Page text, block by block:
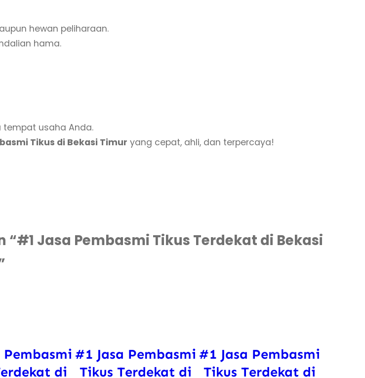
hewan peliharaan.
hama.
tempat usaha Anda.
Tikus di Bekasi Timur yang cepat, ahli, dan terpercaya!
Jasa Pembasmi Tikus Terdekat di Bekasi
Pembasmi
di
#1 Jasa Pembasmi
Tikus Terdekat di
#1 Jasa Pembasmi
Tikus Terdekat di